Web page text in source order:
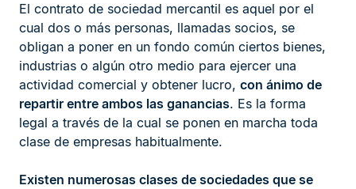
El contrato de sociedad mercantil es aquel por el
cual dos o más personas, llamadas socios, se
obligan a poner en un fondo común ciertos bienes,
industrias o algún otro medio para ejercer una
actividad comercial y obtener lucro, con ánimo de
repartir entre ambos las ganancias. Es la forma
legal a través de la cual se ponen en marcha toda
clase de empresas habitualmente.
Existen numerosas clases de sociedades que se